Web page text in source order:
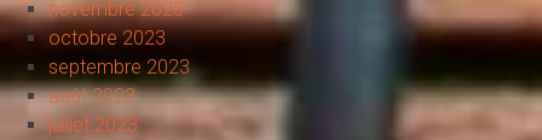
novembre 2023
octobre 2023
septembre 2023
août 2023
juillet 2023